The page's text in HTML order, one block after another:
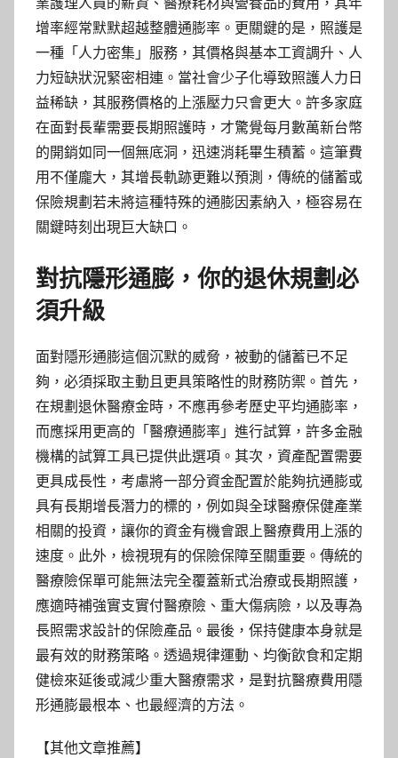
業護理人員的薪資、醫療耗材與營養品的費用，其年
增率經常默默超越整體通膨率。更關鍵的是，照護是
一種「人力密集」服務，其價格與基本工資調升、人
力短缺狀況緊密相連。當社會少子化導致照護人力日
益稀缺，其服務價格的上漲壓力只會更大。許多家庭
在面對長輩需要長期照護時，才驚覺每月數萬新台幣
的開銷如同一個無底洞，迅速消耗畢生積蓄。這筆費
用不僅龐大，其增長軌跡更難以預測，傳統的儲蓄或
保險規劃若未將這種特殊的通膨因素納入，極容易在
關鍵時刻出現巨大缺口。
對抗隱形通膨，你的退休規劃必
須升級
面對隱形通膨這個沉默的威脅，被動的儲蓄已不足
夠，必須採取主動且更具策略性的財務防禦。首先，
在規劃退休醫療金時，不應再參考歷史平均通膨率，
而應採用更高的「醫療通膨率」進行試算，許多金融
機構的試算工具已提供此選項。其次，資產配置需要
更具成長性，考慮將一部分資金配置於能夠抗通膨或
具有長期增長潛力的標的，例如與全球醫療保健產業
相關的投資，讓你的資金有機會跟上醫療費用上漲的
速度。此外，檢視現有的保險保障至關重要。傳統的
醫療險保單可能無法完全覆蓋新式治療或長期照護，
應適時補強實支實付醫療險、重大傷病險，以及專為
長照需求設計的保險產品。最後，保持健康本身就是
最有效的財務策略。透過規律運動、均衡飲食和定期
健檢來延後或減少重大醫療需求，是對抗醫療費用隱
形通膨最根本、也最經濟的方法。
【其他文章推薦】